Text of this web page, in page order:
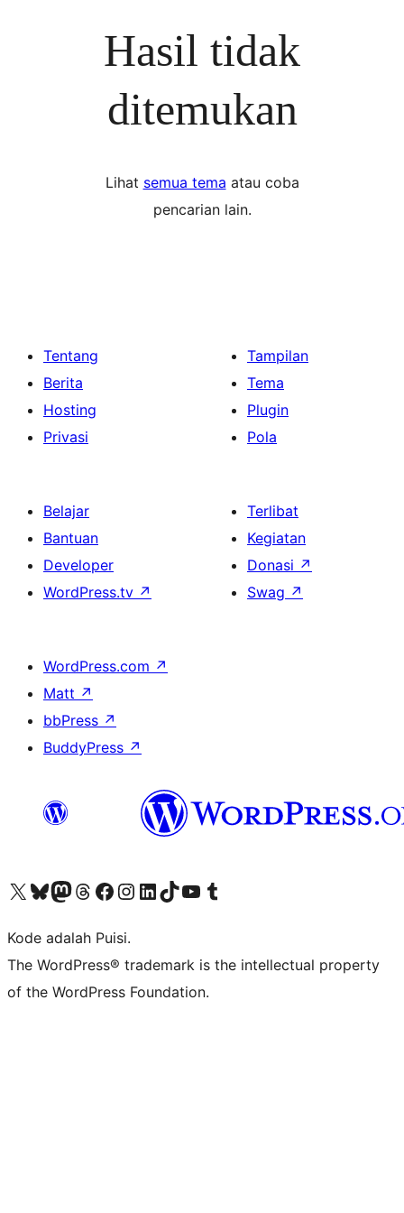
Hasil tidak
ditemukan
Lihat semua tema atau coba
pencarian lain.
Tentang
Berita
Hosting
Privasi
Tampilan
Tema
Plugin
Pola
Belajar
Bantuan
Developer
WordPress.tv ↗
Terlibat
Kegiatan
Donasi ↗
Swag ↗
WordPress.com ↗
Matt ↗
bbPress ↗
BuddyPress ↗
Kunjungi akun X (sebelumnya Twitter) kamiVisit our Bluesky account
Kunjungi akun Mastodon kami
Visit our Threads account
Kunjungi halaman Facebook kamiKunjungi akun Instagram kamiKunjungi akun LinkedIn kami
Visit our TikTok account
Kunjungi channel YouTube kamiVisit our Tumblr account
Kode adalah Puisi.
The WordPress® trademark is the intellectual property
of the WordPress Foundation.